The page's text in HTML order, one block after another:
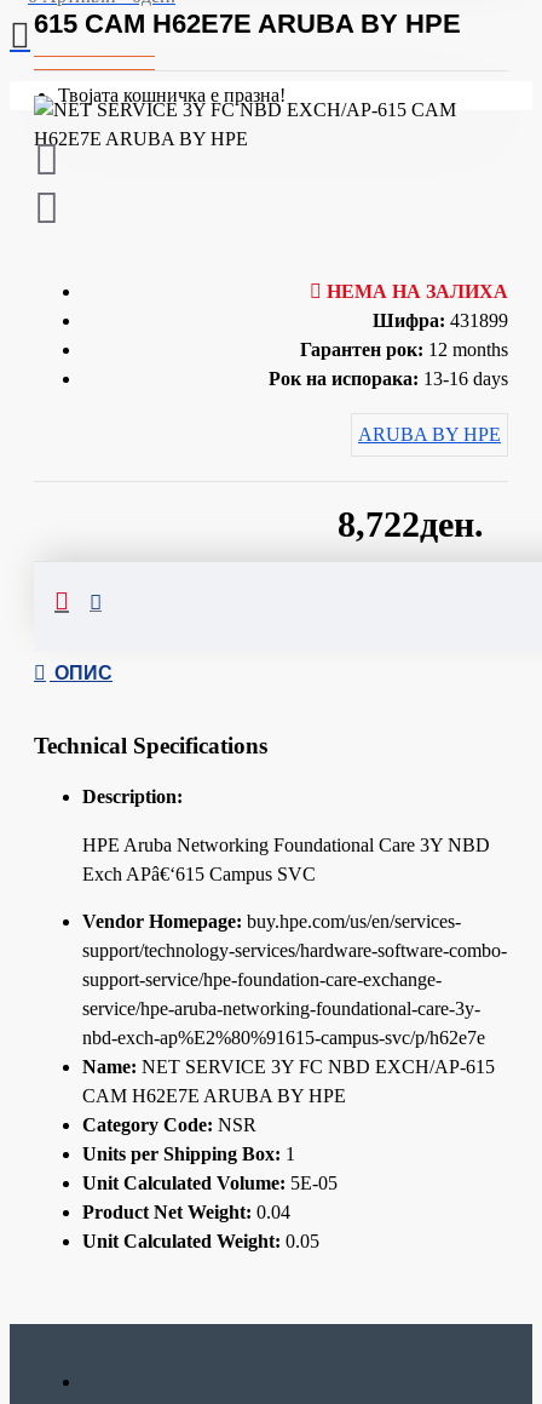
Твојата кошничка е празна!
615 CAM H62E7E ARUBA BY HPE
8,722ден.
НЕМА НА ЗАЛИХА
Шифра: 431899
Гарантен рок: 12 months
Рок на испорака: 13-16 days
ARUBA BY HPE
ОПИС
Technical Specifications
Description:
HPE Aruba Networking Foundational Care 3Y NBD
Exch APâ€‘615 Campus SVC
Vendor Homepage: buy.hpe.com/us/en/services-
support/technology-services/hardware-software-combo-
support-service/hpe-foundation-care-exchange-
service/hpe-aruba-networking-foundational-care-3y-
nbd-exch-ap%E2%80%91615-campus-svc/p/h62e7e
Name: NET SERVICE 3Y FC NBD EXCH/AP-615
CAM H62E7E ARUBA BY HPE
Category Code: NSR
Units per Shipping Box: 1
Unit Calculated Volume: 5E-05
Product Net Weight: 0.04
Unit Calculated Weight: 0.05